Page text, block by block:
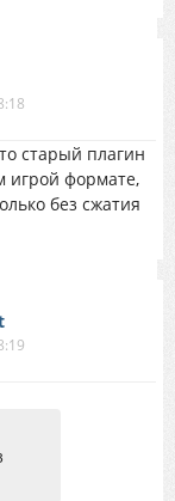
старый плагин
игрой формате,
без сжатия